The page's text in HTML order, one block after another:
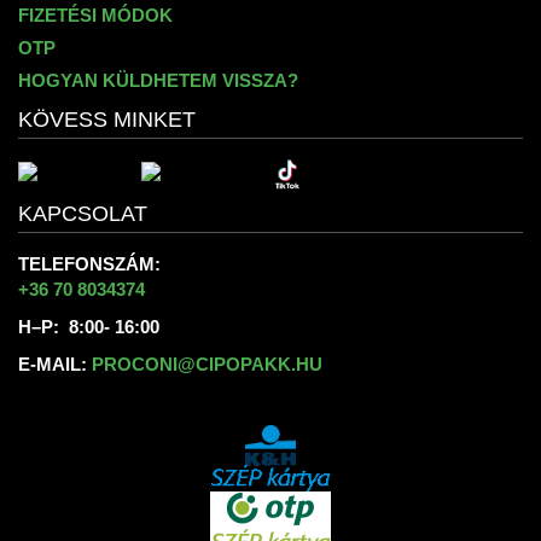
FIZETÉSI MÓDOK
OTP
HOGYAN KÜLDHETEM VISSZA?
KÖVESS MINKET
KAPCSOLAT
TELEFONSZÁM:
+36 70 8034374
H–P: 8:00- 16:00
E-MAIL: PROCONI@CIPOPAKK.HU